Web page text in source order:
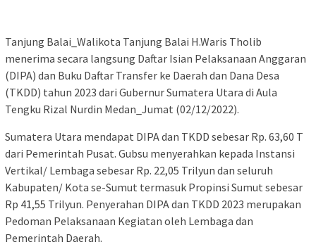
Tanjung Balai_Walikota Tanjung Balai H.Waris Tholib
menerima secara langsung Daftar Isian Pelaksanaan Anggaran
(DIPA) dan Buku Daftar Transfer ke Daerah dan Dana Desa
(TKDD) tahun 2023 dari Gubernur Sumatera Utara di Aula
Tengku Rizal Nurdin Medan_Jumat (02/12/2022).
Sumatera Utara mendapat DIPA dan TKDD sebesar Rp. 63,60 T
dari Pemerintah Pusat. Gubsu menyerahkan kepada Instansi
Vertikal/ Lembaga sebesar Rp. 22,05 Trilyun dan seluruh
Kabupaten/ Kota se-Sumut termasuk Propinsi Sumut sebesar
Rp 41,55 Trilyun. Penyerahan DIPA dan TKDD 2023 merupakan
Pedoman Pelaksanaan Kegiatan oleh Lembaga dan
Pemerintah Daerah.